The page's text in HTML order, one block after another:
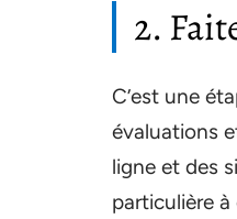
2.
C’est une
évaluations
ligne et des
particulière